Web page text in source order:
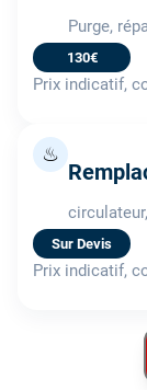
Purge,
130€
Prix indicatif,
♨
Sur Devis
Prix indicatif,